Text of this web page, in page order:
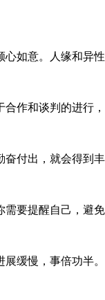
如意。人缘和异
作和谈判的进行
付出，就会得到
要提醒自己，避
缓慢，事倍功半